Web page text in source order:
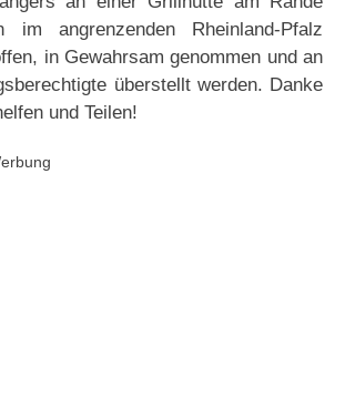
im angrenzenden Rheinland-Pfalz
in Gewahrsam genommen und an
überstellt werden. Danke
und Teilen!